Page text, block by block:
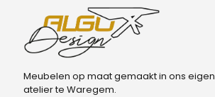
Meubelen op maat gemaakt in ons eigen
atelier te Waregem.